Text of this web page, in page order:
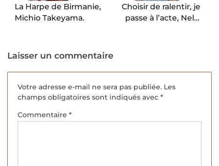
La Harpe de Birmanie,
Michio Takeyama.
Choisir de ralentir, je
passe à l’acte, Nelly
Laisser un commentaire
Votre adresse e-mail ne sera pas publiée. Les
champs obligatoires sont indiqués avec *
Commentaire *